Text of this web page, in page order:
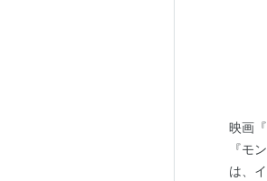
映画
『モ
は、